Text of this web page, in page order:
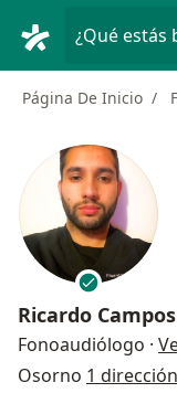
¿Qué estás
Página De Inicio
Ricardo
Fonoaudiólogo ·
Osorno 1 dirección